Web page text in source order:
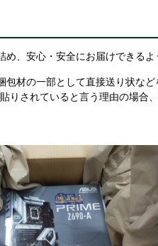
、安心・安全にお届けできるよ
材の一部として直接送り状な
されていると言う理由の場合